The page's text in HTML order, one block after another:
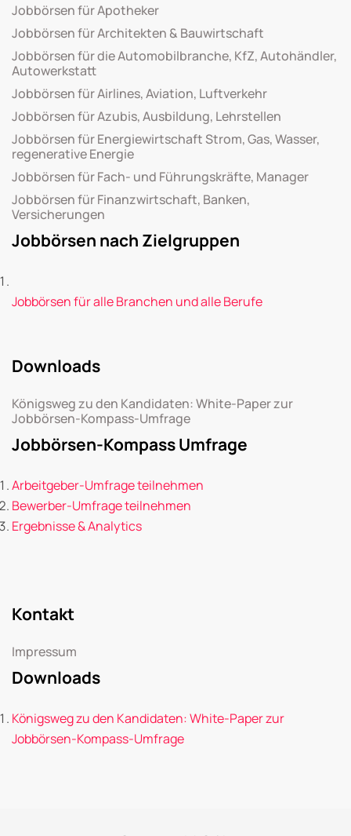
Jobbörsen für Apotheker
Jobbörsen für Architekten & Bauwirtschaft
Jobbörsen für die Automobilbranche, KfZ, Autohändler,
Autowerkstatt
Jobbörsen für Airlines, Aviation, Luftverkehr
Jobbörsen für Azubis, Ausbildung, Lehrstellen
Jobbörsen für Energiewirtschaft Strom, Gas, Wasser,
regenerative Energie
Jobbörsen für Fach- und Führungskräfte, Manager
Jobbörsen für Finanzwirtschaft, Banken,
Versicherungen
Jobbörsen nach Zielgruppen
Jobbörsen für alle Branchen und alle Berufe
Downloads
Königsweg zu den Kandidaten: White-Paper zur
Jobbörsen-Kompass-Umfrage
Jobbörsen-Kompass Umfrage
Arbeitgeber-Umfrage teilnehmen
Bewerber-Umfrage teilnehmen
Ergebnisse & Analytics
Kontakt
Impressum
Downloads
Königsweg zu den Kandidaten: White-Paper zur
Jobbörsen-Kompass-Umfrage